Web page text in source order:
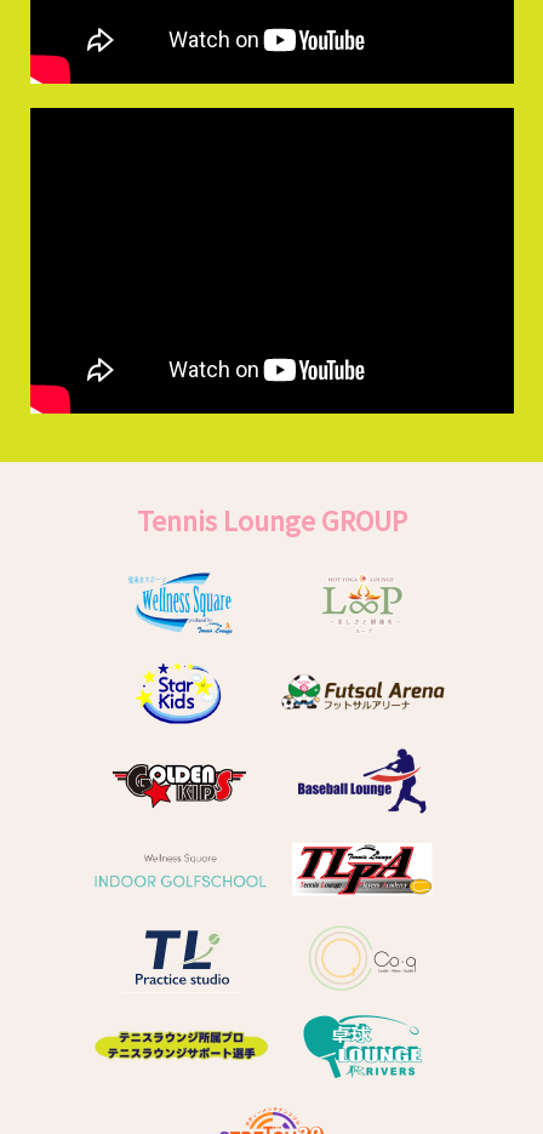
Tennis Lounge GROUP